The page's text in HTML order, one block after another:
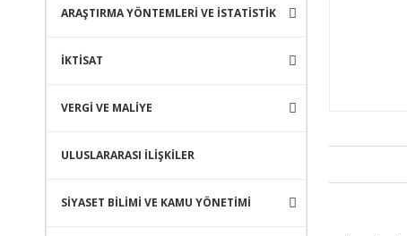
ARAŞTIRMA YÖNTEMLERİ VE İSTATİSTİK
İKTİSAT
VERGİ VE MALİYE
ULUSLARARASI İLİŞKİLER
SİYASET BİLİMİ VE KAMU YÖNETİMİ